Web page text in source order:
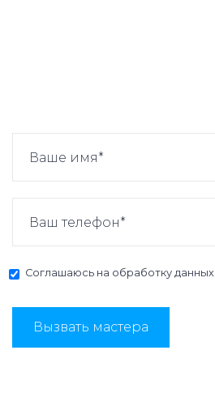
Соглашаюсь на обработку данных
Вызвать мастера